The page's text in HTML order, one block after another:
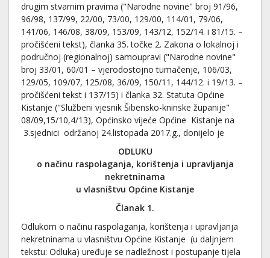
drugim stvarnim pravima ("Narodne novine" broj 91/96,
96/98, 137/99, 22/00, 73/00, 129/00, 114/01, 79/06,
141/06, 146/08, 38/09, 153/09, 143/12, 152/14. i 81/15. –
pročišćeni tekst), članka 35. točke 2. Zakona o lokalnoj i
područnoj (regionalnoj) samoupravi ("Narodne novine"
broj 33/01, 60/01 – vjerodostojno tumačenje, 106/03,
129/05, 109/07, 125/08, 36/09, 150/11, 144/12. i 19/13. –
pročišćeni tekst i 137/15) i članka 32. Statuta Općine
Kistanje ("Službeni vjesnik Šibensko-kninske županije"
08/09,15/10,4/13), Općinsko vijeće Općine Kistanje na
3.sjednici održanoj 24.listopada 2017.g., donijelo je
ODLUKU
o načinu raspolaganja, korištenja i upravljanja
nekretninama
u vlasništvu Općine Kistanje
Članak 1.
Odlukom o načinu raspolaganja, korištenja i upravljanja
nekretninama u vlasništvu Općine Kistanje (u daljnjem
tekstu: Odluka) uređuje se nadležnost i postupanje tijela